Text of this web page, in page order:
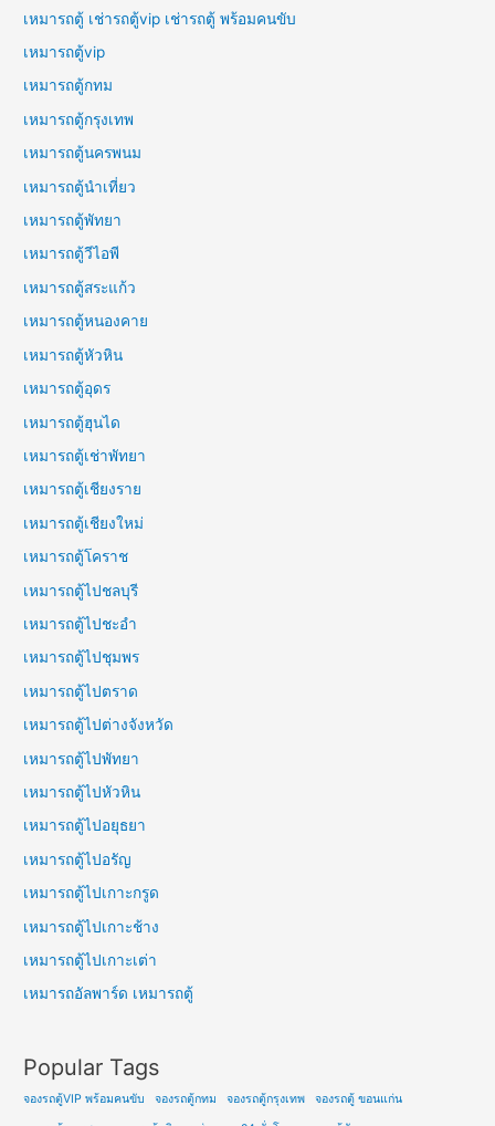
เหมารถตู้ เช่ารถตู้vip เช่ารถตู้ พร้อมคนขับ
เหมารถตู้vip
เหมารถตู้กทม
เหมารถตู้กรุงเทพ
เหมารถตู้นครพนม
เหมารถตู้นำเที่ยว
เหมารถตู้พัทยา
เหมารถตู้วีไอพี
เหมารถตู้สระแก้ว
เหมารถตู้หนองคาย
เหมารถตู้หัวหิน
เหมารถตู้อุดร
เหมารถตู้ฮุนได
เหมารถตู้เช่าพัทยา
เหมารถตู้เชียงราย
เหมารถตู้เชียงใหม่
เหมารถตู้โคราช
เหมารถตู้ไปชลบุรี
เหมารถตู้ไปชะอำ
เหมารถตู้ไปชุมพร
เหมารถตู้ไปตราด
เหมารถตู้ไปต่างจังหวัด
เหมารถตู้ไปพัทยา
เหมารถตู้ไปหัวหิน
เหมารถตู้ไปอยุธยา
เหมารถตู้ไปอรัญ
เหมารถตู้ไปเกาะกรูด
เหมารถตู้ไปเกาะช้าง
เหมารถตู้ไปเกาะเต่า
เหมารถอัลพาร์ด เหมารถตู้
Popular Tags
จองรถตู้VIP พร้อมคนขับ จองรถตู้กทม จองรถตู้กรุงเทพ จองรถตู้ ขอนแก่น